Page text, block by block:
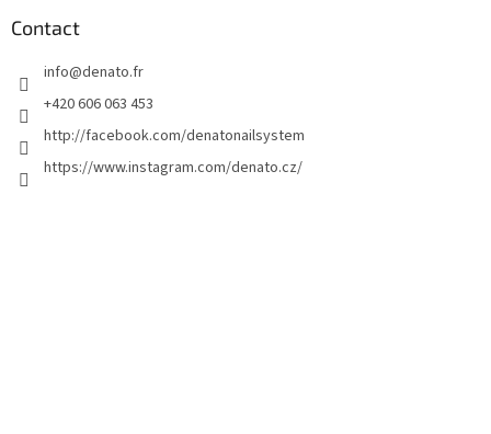
Contact
info@denato.fr
+420 606 063 453
http://facebook.com/denatonailsystem
https://www.instagram.com/denato.cz/